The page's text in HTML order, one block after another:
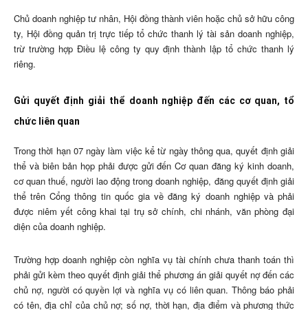
Chủ doanh nghiệp tư nhân, Hội đồng thành viên hoặc chủ sở hữu công
ty, Hội đồng quản trị trực tiếp tổ chức thanh lý tài sản doanh nghiệp,
trừ trường hợp Điều lệ công ty quy định thành lập tổ chức thanh lý
riêng.
Gửi quyết định giải thể doanh nghiệp đến các cơ quan, tổ
chức liên quan
Trong thời hạn 07 ngày làm việc kể từ ngày thông qua, quyết định giải
thể và biên bản họp phải được gửi đến Cơ quan đăng ký kinh doanh,
cơ quan thuế, người lao động trong doanh nghiệp, đăng quyết định giải
thể trên Cổng thông tin quốc gia về đăng ký doanh nghiệp và phải
được niêm yết công khai tại trụ sở chính, chi nhánh, văn phòng đại
diện của doanh nghiệp.
Trường hợp doanh nghiệp còn nghĩa vụ tài chính chưa thanh toán thì
phải gửi kèm theo quyết định giải thể phương án giải quyết nợ đến các
chủ nợ, người có quyền lợi và nghĩa vụ có liên quan. Thông báo phải
có tên, địa chỉ của chủ nợ; số nợ, thời hạn, địa điểm và phương thức